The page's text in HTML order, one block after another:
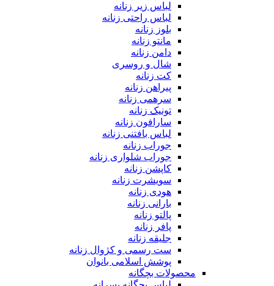
لباس زیر زنانه
لباس راحتی زنانه
بلوز زنانه
مانتو زنانه
دامن زنانه
شال و روسری
کت زنانه
پیراهن زنانه
سرهمی زنانه
تونیک زنانه
سارافون زنانه
لباس بافتنی زنانه
جوراب زنانه
جوراب شلواری زنانه
کاپشن زنانه
سویشرت زنانه
هودی زنانه
بارانی زنانه
پالتو زنانه
پافر زنانه
جلیقه زنانه
ست رسمی و کژوال زنانه
پوشش اسلامی بانوان
محصولات بچگانه